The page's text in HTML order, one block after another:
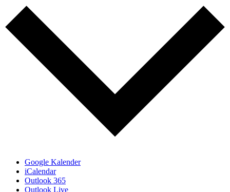
Google Kalender
iCalendar
Outlook 365
Outlook Live